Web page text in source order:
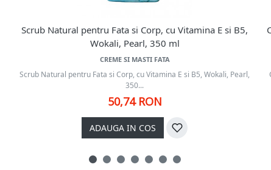
Scrub Natural pentru Fata si Corp, cu Vitamina E si B5,
Wokali, Pearl, 350 ml
CREME SI MASTI FATA
Scrub Natural pentru Fata si Corp, cu Vitamina E si B5, Wokali, Pearl,
350...
50,74 RON
ADAUGA IN COS